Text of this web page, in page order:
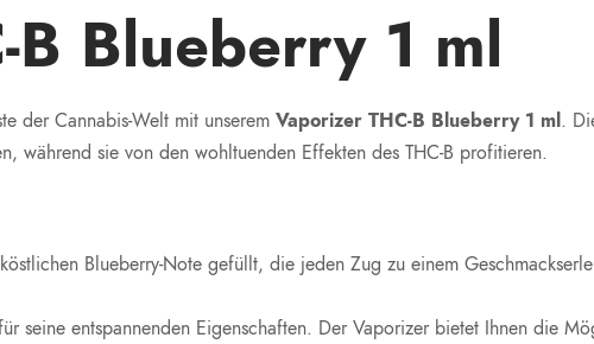
Blueberry 1 ml
der Cannabis-Welt mit unserem Vaporizer THC-B Blueberry 1 ml.
während sie von den wohltuenden Effekten des THC-B profitieren.
Blueberry-Note gefüllt, die jeden Zug zu einem
seine entspannenden Eigenschaften. Der Vaporizer bietet Ihnen die